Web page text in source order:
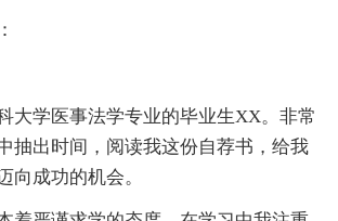
大学医事法学专业的毕业生XX。非常
抽出时间，阅读我这份自荐书，给我
向成功的机会。